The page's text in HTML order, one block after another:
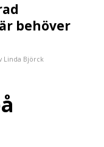
behöver
Linda Björck